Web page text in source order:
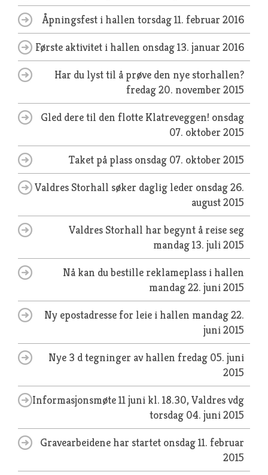
Åpningsfest i hallen torsdag 11. februar 2016
Første aktivitet i hallen onsdag 13. januar 2016
Har du lyst til å prøve den nye storhallen?
fredag 20. november 2015
Gled dere til den flotte Klatreveggen! onsdag
07. oktober 2015
Taket på plass onsdag 07. oktober 2015
Valdres Storhall søker daglig leder onsdag 26.
august 2015
Valdres Storhall har begynt å reise seg
mandag 13. juli 2015
Nå kan du bestille reklameplass i hallen
mandag 22. juni 2015
Ny epostadresse for leie i hallen mandag 22.
juni 2015
Nye 3 d tegninger av hallen fredag 05. juni
2015
Informasjonsmøte 11 juni kl. 18.30, Valdres vdg
torsdag 04. juni 2015
Gravearbeidene har startet onsdag 11. februar
2015